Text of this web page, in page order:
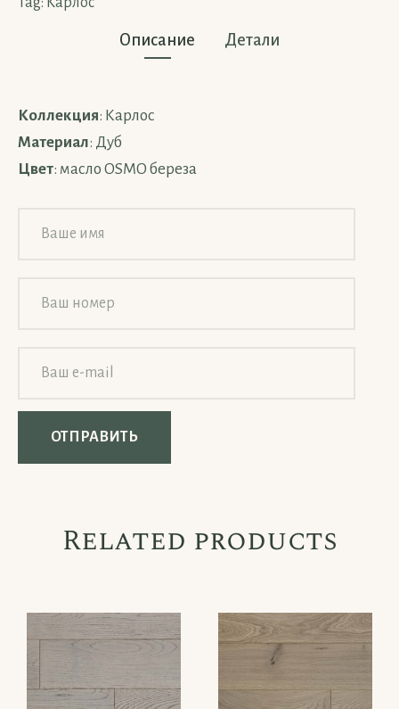
Описание Детали
Коллекция: Карлос
Материал: Дуб
Цвет: масло OSMO береза
Related products